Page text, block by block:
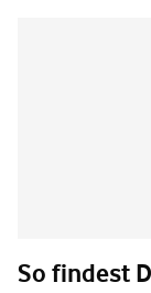
So findest